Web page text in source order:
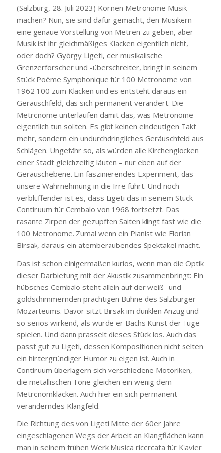
(Salzburg, 28. Juli 2023) Können Metronome Musik
machen? Nun, sie sind dafür gemacht, den Musikern
eine genaue Vorstellung von Metren zu geben, aber
Musik ist ihr gleichmäßiges Klacken eigentlich nicht,
oder doch? György Ligeti, der musikalische
Grenzerforscher und -überschreiter, bringt in seinem
Stück Poème Symphonique für 100 Metronome von
1962 100 zum Klacken und es entsteht daraus ein
Geräuschfeld, das sich permanent verändert. Die
Metronome unterlaufen damit das, was Metronome
eigentlich tun sollten. Es gibt keinen eindeutigen Takt
mehr, sondern ein undurchdringliches Geräuschfeld aus
Schlägen. Ungefähr so, als würden alle Kirchenglocken
einer Stadt gleichzeitig läuten – nur eben auf der
Geräuschebene. Ein faszinierendes Experiment, das
unsere Wahrnehmung in die Irre führt. Und noch
verblüffender ist es, dass Ligeti das in seinem Stück
Continuum für Cembalo von 1968 fortsetzt. Das
rasante Zirpen der gezupften Saiten klingt fast wie die
100 Metronome. Zumal wenn ein Pianist wie Florian
Birsak, daraus ein atemberaubendes Spektakel macht.
Das ist schon einigermaßen kurios, wenn man die Optik
dieser Darbietung mit der Akustik zusammenbringt: Ein
hübsches Cembalo steht allein auf der weiß- und
goldschimmernden prächtigen Bühne des Salzburger
Mozarteums. Davor sitzt Birsak im dunklen Anzug und
so seriös wirkend, als würde er Bachs Kunst der Fuge
spielen. Und dann prasselt dieses Stück los. Auch das
passt gut zu Ligeti, dessen Kompositionen nicht selten
ein hintergründiger Humor zu eigen ist. Auch in
Continuum überlagern sich verschiedene Motoriken,
die metallischen Töne gleichen ein wenig dem
Metronomklacken. Auch hier ein sich permanent
veränderndes Klangfeld.
Die Richtung des von Ligeti Mitte der 60er Jahre
eingeschlagenen Wegs der Arbeit an Klangflächen kann
man in seinem frühen Werk Musica ricercata für Klavier